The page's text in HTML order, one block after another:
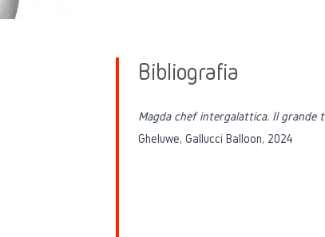
Bibliografia
Magda chef intergalattica. Il grande
Gheluwe, Gallucci Balloon, 2024